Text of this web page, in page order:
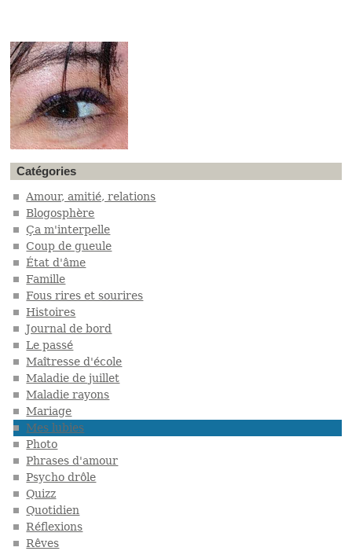
Catégories
Amour, amitié, relations
Blogosphère
Ça m'interpelle
Coup de gueule
État d'âme
Famille
Fous rires et sourires
Histoires
Journal de bord
Le passé
Maîtresse d'école
Maladie de juillet
Maladie rayons
Mariage
Mes lubies
Photo
Phrases d'amour
Psycho drôle
Quizz
Quotidien
Réflexions
Rêves